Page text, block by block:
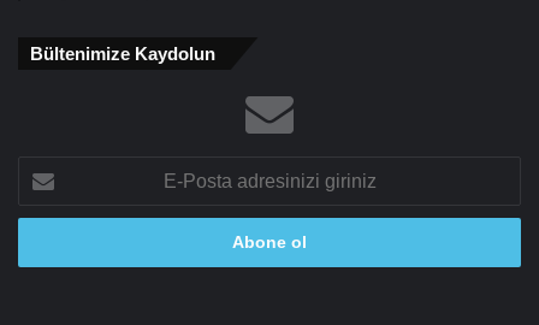
Bültenimize Kaydolun
Posta
adresinizi